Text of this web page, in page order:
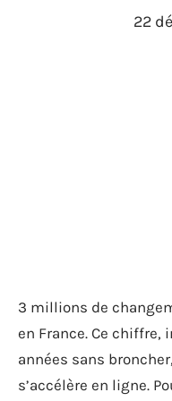
22
3 millions de
en France. Ce
années sans
s’accélère en ligne.